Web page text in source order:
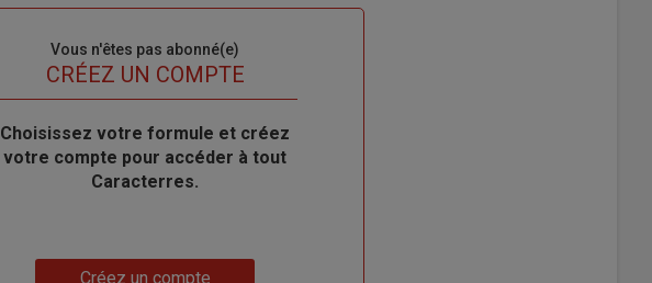
Vous n'êtes pas abonné(e)
TITRECRÉEZ UN COMPTE
Body
Choisissez votre formule et créez
votre compte pour accéder à tout
Caracterres.
Créez un compte